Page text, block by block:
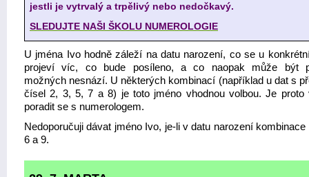
jestli je vytrvalý a trpělivý nebo nedočkavý.
SLEDUJTE NAŠI ŠKOLU NUMEROLOGIE
U jména Ivo hodně záleží na datu narození, co se u
projeví víc, co bude posíleno, a co naopak může být
možných nesnází. U některých kombinací (například u dat s
čísel 2, 3, 5, 7 a 8) je toto jméno vhodnou volbou. Je proto
poradit se s numerologem.
Nedoporučuji dávat jméno Ivo, je-li v datu narození
6 a 9.